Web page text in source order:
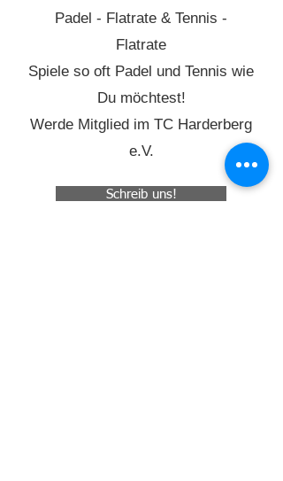
Padel - Flatrate & Tennis -
Flatrate
Spiele so oft Padel und Tennis wie
Du möchtest!
Werde Mitglied im TC Harderberg
e.V.
Schreib uns!